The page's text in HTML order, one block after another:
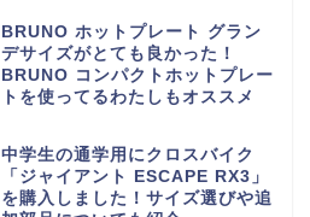
BRUNO ホットプレート グラン
デサイズがとても良かった！
BRUNO コンパクトホットプレー
トを使ってるわたしもオススメ
中学生の通学用にクロスバイク
「ジャイアント ESCAPE RX3」
を購入しました！サイズ選びや追